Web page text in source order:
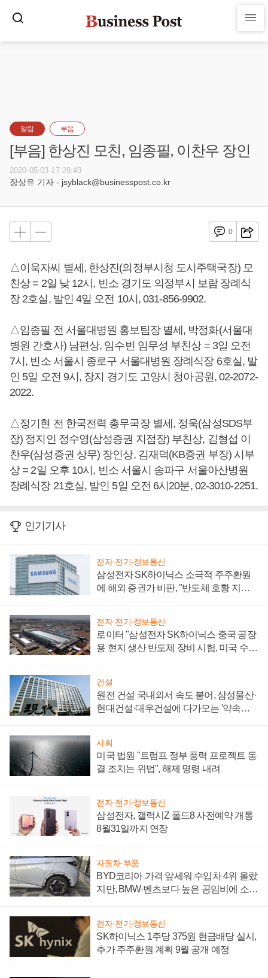
알림 부음
[부음] 한상진 모친, 임종필, 이찬우 장인
2020-05-03 17:29:43
장상유 기자 - jsyblack@businesspost.co.kr
0
△이욱자씨 별세, 한상진(의정부시청 도시주택국장) 모
친상 = 2일 낮 12시, 빈소 경기도 의정부시 보람 장례식
장 2호실, 발인 4일 오전 10시, 031-856-9902.
△임종필 전 서울대병원 홍보팀장 별세, 박정화(서울대
병원 간호사) 남편상, 임수빈 임무성 부친상 = 3일 오전
7시, 빈소 서울시 종로구 서울대병원 장례식장 6호실, 발
인 5일 오전 9시, 장지 경기도 고양시 청아공원, 02-2072-
2022.
△정기현 전 한국전력 총무국장 별세, 정욱(삼성SDS부
장) 정지인 정수영(삼성증권 지점장) 부친상, 김형섭 이
찬우(삼성증권 상무) 장인상, 김재덕(KB증권 부장) 시부
상 = 2일 오후 10시, 빈소 서울시 송파구 서울아산병원
장례식장 21호실, 발인 5일 오전 6시20분, 02-3010-2251.
인기기사
전자·전기·정보통신
삼성전자 SK하이닉스 소극적 주주환원
에 해외 증권가 비판, "반도체 호황 지속
전자·전기·정보통신
로이터 "삼성전자 SK하이닉스 중국 공장
용 현지 생산 반도체 장비 시험, 미국 수출
건설
원전 건설 국내외서 속도 붙어, 삼성물산·
현대건설·대우건설에 다가오는 '약속의
사회
미국 법원 "트럼프 정부 풍력 프로젝트 동
결 조치는 위법", 해제 명령 내려
전자·전기·정보통신
삼성전자, 갤럭시Z 폴드8 사전예약 개통
8월31일까지 연장
자동차·부품
BYD코리아 가격 앞세워 수입차 4위 올랐
지만, BMW·벤츠보다 높은 공임비에 소비
전자·전기·정보통신
SK하이닉스 1주당 375원 현금배당 실시,
추가 주주환원 계획 9월 공개 예정